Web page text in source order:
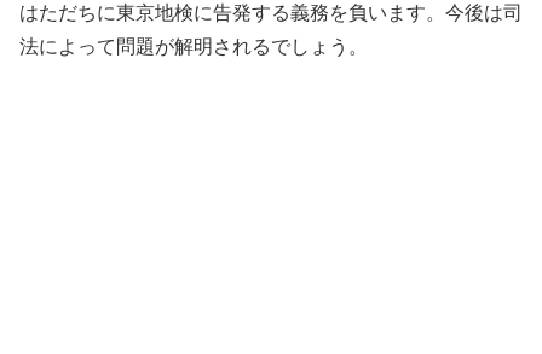
はただちに東京地検に告発する義務を負います。今後は司
法によって問題が解明されるでしょう。